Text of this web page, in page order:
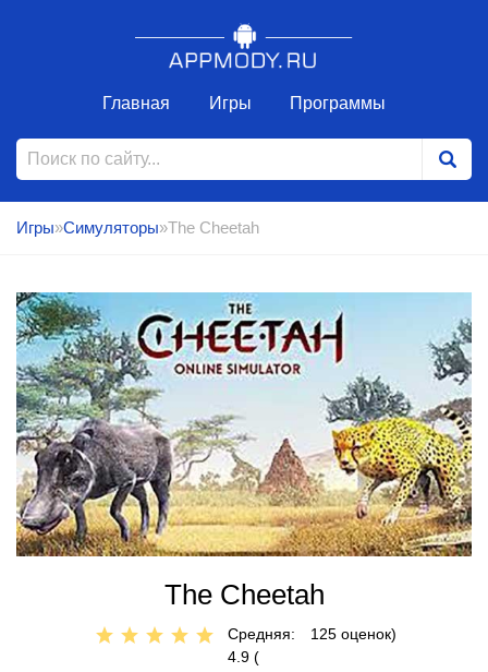
Главная Игры Программы
Игры»Симуляторы»The Cheetah
The Cheetah
Средняя:
4.9 (
125 оценок)